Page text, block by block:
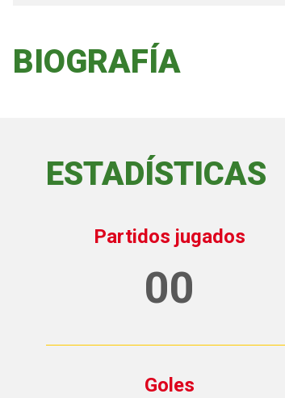
BIOGRAFÍA
ESTADÍSTICAS
Partidos jugados
00
Goles